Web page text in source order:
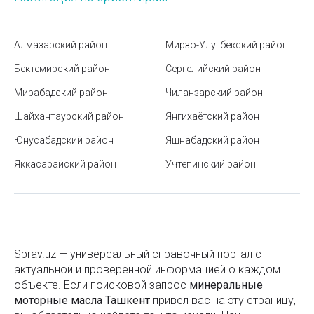
Трубопроводная арматура
Трубы из цветных металлов
Трубы металлопластиковые
Трубы нержавеющие
Трубы полимерные
Трубы полипропиленовые
Трубы полиэтиленовые
Как успешно пройти собеседование на работу
Онлайн-сервис для проверки строительных
Роль датчиков температуры в системах
Загрязнение воздуха в Ташкенте: чем опасно и как
защитить себя
Рамадан в Узбекистане
Алмазарский район
Бектемирский район
Мирабадский район
Мирзо-Улугбекский район
Сергелийский район
Чиланзарский район
Шайхантаурский район
Юнусабадский район
Яккасарайский район
Янгихаётский район
Яшнабадский район
Учтепинский район
Sprav.uz — универсальный справочный портал с
актуальной и проверенной информацией о каждом
объекте. Если поисковой запроc минеральные
моторные масла Ташкент привел вас на эту страницу,